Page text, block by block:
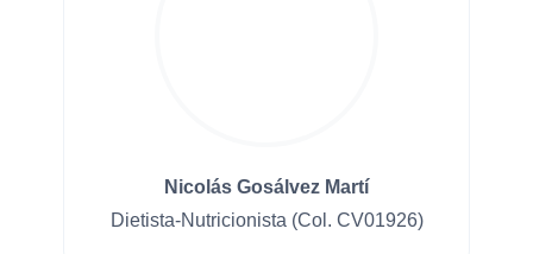
Nicolás Gosálvez Martí
Dietista-Nutricionista (Col. CV01926)